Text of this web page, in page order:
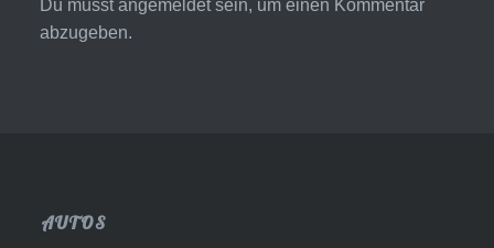
Du musstangemeldetsein, um einen Kommentar
abzugeben.
AUTOS